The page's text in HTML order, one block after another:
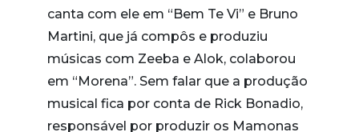
canta com ele em “Bem Te Vi” e Bruno
Martini, que já compôs e produziu
músicas com Zeeba e Alok, colaborou
em “Morena”. Sem falar que a produção
musical fica por conta de Rick Bonadio,
responsável por produzir os Mamonas